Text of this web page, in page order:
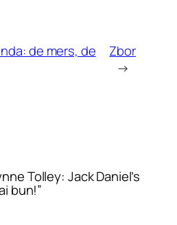
de mers, de
Zbor
→
Tolley: Jack Daniel’s
bun!”